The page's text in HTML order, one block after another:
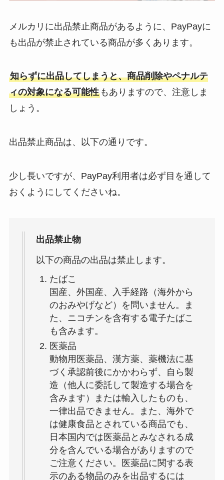
メルカリに出品禁止商品があるように、PayPayに
も出品が禁止されている商品が多くあります。
知らずに出品してしまうと、商品削除やペナルテ
ィの対象になる可能性もありますので、注意しま
しょう。
出品禁止商品は、以下の通りです。
少し長いですが、PayPay利用者は必ず目を通して
おくようにしてくださいね。
出品禁止物
以下の商品の出品は禁止します。
たばこ
国産、外国産、入手経路（海外から
のおみやげなど）を問いません。ま
た、ニコチンを含有する電子たばこ
も含みます。
医薬品
動物用医薬品、漢方薬、薬機法に基
づく承認前後にかかわらず、自ら製
造（他人に委託して製造する場合を
含みます）または輸入したものも、
一律出品できません。また、海外で
は健康食品とされている商品でも、
日本国内では医薬品とみなされる成
分を含んでいる場合がありますので
ご注意ください。医薬品に関する表
示のある物品のみを出品するには